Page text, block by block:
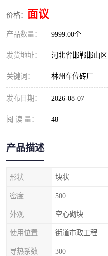
价格： 面议
产品数量： 9999.00个
发货地址： 河北省邯郸邯山区
关键词： 林州车位砖厂
发布日期： 2026-08-07
阅 读 量： 48
产品描述
形状 块状
密度 500
外观 空心砌块
使用位置 街道市政工程
导热系数 300